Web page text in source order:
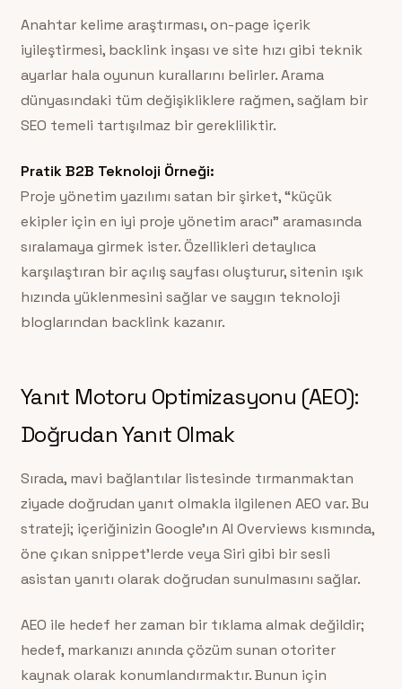
Anahtar kelime araştırması, on-page içerik
iyileştirmesi, backlink inşası ve site hızı gibi teknik
ayarlar hala oyunun kurallarını belirler. Arama
dünyasındaki tüm değişikliklere rağmen, sağlam bir
SEO temeli tartışılmaz bir gerekliliktir.
Pratik B2B Teknoloji Örneği:
Proje yönetim yazılımı satan bir şirket, “küçük
ekipler için en iyi proje yönetim aracı” aramasında
sıralamaya girmek ister. Özellikleri detaylıca
karşılaştıran bir açılış sayfası oluşturur, sitenin ışık
hızında yüklenmesini sağlar ve saygın teknoloji
bloglarından backlink kazanır.
Yanıt Motoru Optimizasyonu (AEO):
Doğrudan Yanıt Olmak
Sırada, mavi bağlantılar listesinde tırmanmaktan
ziyade doğrudan yanıt olmakla ilgilenen AEO var. Bu
strateji; içeriğinizin Google’ın AI Overviews kısmında,
öne çıkan snippet’lerde veya Siri gibi bir sesli
asistan yanıtı olarak doğrudan sunulmasını sağlar.
AEO ile hedef her zaman bir tıklama almak değildir;
hedef, markanızı anında çözüm sunan otoriter
kaynak olarak konumlandırmaktır. Bunun için